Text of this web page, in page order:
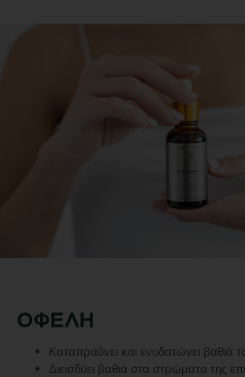
ΟΦΕΛΗ
Καταπραΰνει και ενυδατώνει βαθιά
Διεισδύει βαθιά στα στρώματα της